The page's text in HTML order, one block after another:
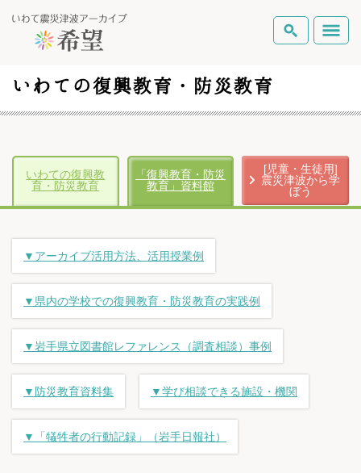
いわての復興教育・防災教育
いわての復興教
育・防災教育
「復興教育・防災
教育」資料館
[児童・生徒用]
震災津波から学
ぼう
▼アーカイブ活用方法、活用授業例
▼県内の学校での復興教育・防災教育の実践例
▼岩手県立図書館レファレンス（調査相談）事例
▼防災教育資料集 ▼学び相談できる施設・機関
▼「犠牲者の行動記録」（岩手日報社）